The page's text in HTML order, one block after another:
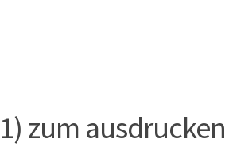
zum ausdrucken